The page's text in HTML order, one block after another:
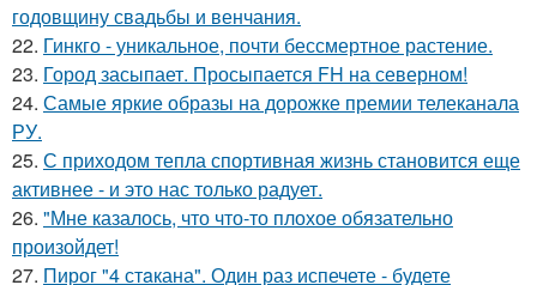
годовщину свадьбы и венчания.
22. Гинкго - уникальное, почти бессмертное растение.
23. Город засыпает. Просыпается FH на северном!
24. Самые яркие образы на дорожке премии телеканала
РУ.
25. С приходом тепла спортивная жизнь становится еще
активнее - и это нас только радует.
26. "Мне казалось, что что-то плохое обязательно
произойдет!
27. Пирог "4 стaкана". Один раз испечете - будете